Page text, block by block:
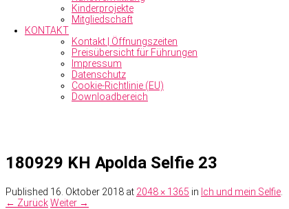
Kinderprojekte
Mitgliedschaft
KONTAKT
Kontakt | Öffnungszeiten
Preisübersicht für Führungen
Impressum
Datenschutz
Cookie-Richtlinie (EU)
Downloadbereich
180929 KH Apolda Selfie 23
Published 16. Oktober 2018 at 2048 × 1365 in Ich und mein Selfie
← ZurückWeiter →